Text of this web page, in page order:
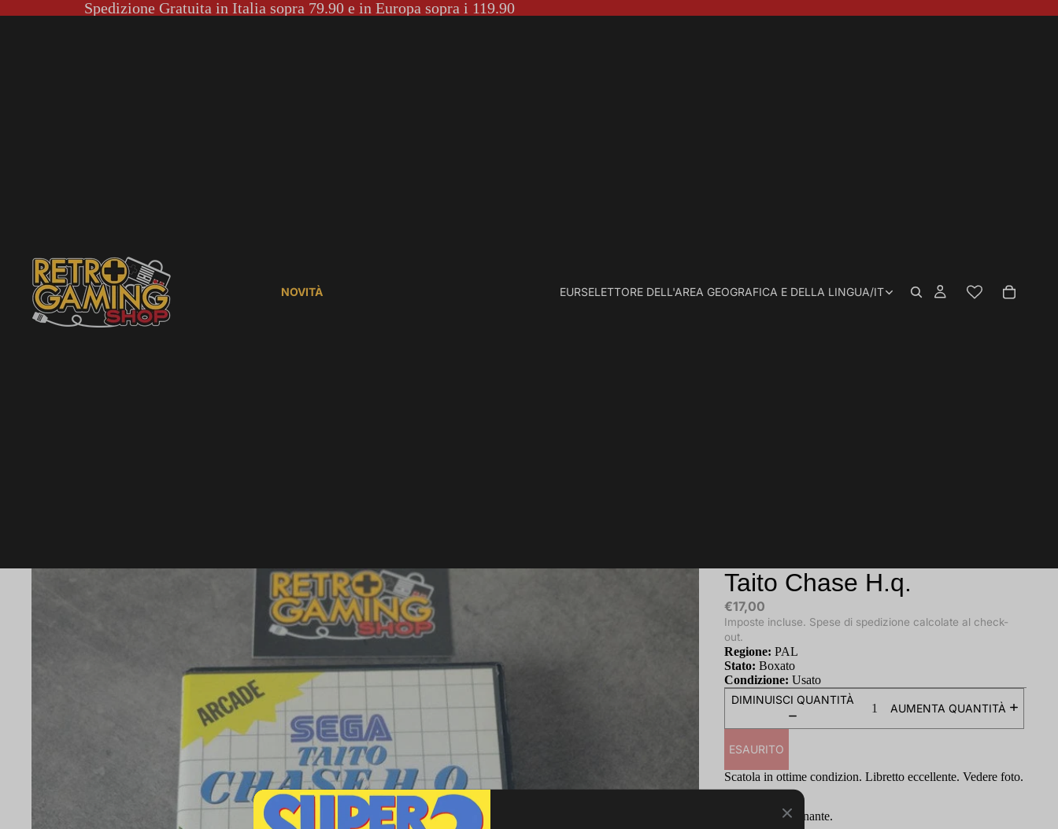
Spedizione Gratuita in Italia sopra 79.90 e in Europa sopra i 119.90
NOVITÀ
NINTENDO
EURSELETTORE DELL'AREA GEOGRAFICA E DELLA LINGUA/IT
Taito Chase H.q.
€17,00
Imposte incluse. Spese di spedizione calcolate al check-
out.
Regione: PAL
Stato: Boxato
Condizione: Usato
DIMINUISCI QUANTITÀ
AUMENTA QUANTITÀ
ESAURITO
Scatola in ottime condizion. Libretto eccellente. Vedere foto.
Testato e funzionante.